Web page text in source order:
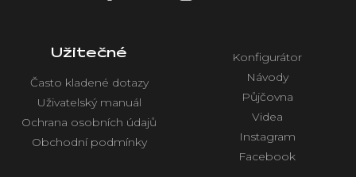
Užitečné
Často kladené dotazy
Uživatelský manuál
Ochrana osobních údajů
Obchodní podmínky
Konfigurátor
Návody
Půjčovna
Videa
Instagram
Facebook